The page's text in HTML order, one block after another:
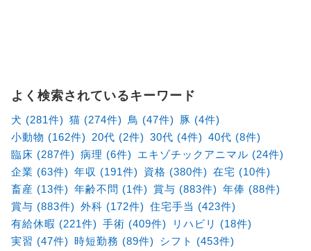
よく検索されているキーワード
犬 (281件) 猫 (274件) 鳥 (47件)
豚 (4件)
小動物 (162件)
20代 (2件) 30代 (4件) 40代 (8件)
臨床 (287件) 病理 (6件)
エキゾチックアニマル (24件)
企業 (63件) 年収 (191件) 資格 (380件) 在宅 (10件)
畜産 (13件) 年齢不問 (1件) 賞与 (883件) 年俸 (88件)
賞与 (883件) 外科 (172件) 住宅手当 (423件)
有給休暇 (221件) 手術 (409件)
リハビリ (18件)
実習 (47件) 時短勤務 (89件)
シフト (453件)